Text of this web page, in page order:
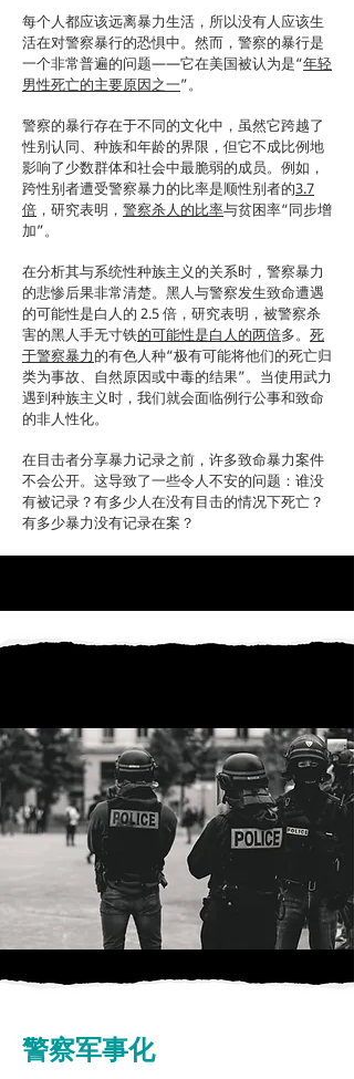
每个人都应该远离暴力生活，所以没有人应该生
活在对警察暴行的恐惧中。然而，警察的暴行是
一个非常普遍的问题——它在美国被认为是“年轻
男性死亡的主要原因之一”。
警察的暴行存在于不同的文化中，虽然它跨越了
性别认同、种族和年龄的界限，但它不成比例地
影响了少数群体和社会中最脆弱的成员。例如，
跨性别者遭受警察暴力的比率是顺性别者的3.7
倍 ，研究表明， 警察杀人的比率与贫困率“同步增
加”。
在分析其与系统性种族主义的关系时，警察暴力
的悲惨后果非常清楚。黑人与警察发生致命遭遇
的可能性是白人的 2.5 倍，研究表明，被警察杀
害的黑人手无寸铁的可能性是白人的两倍多。 死
于警察暴力的有色人种“极有可能将他们的死亡归
类为事故、自然原因或中毒的结果”。当使用武力
遇到种族主义时，我们就会面临例行公事和致命
的非人性化。
在目击者分享暴力记录之前，许多致命暴力案件
不会公开。这导致了一些令人不安的问题：谁没
有被记录？有多少人在没有目击的情况下死亡？
有多少暴力没有记录在案？
警察军事化